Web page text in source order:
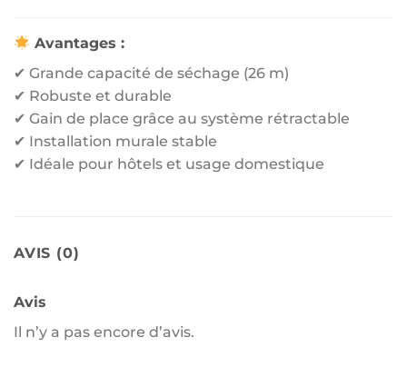
Avantages :
✔ Grande capacité de séchage (26 m)
✔ Robuste et durable
✔ Gain de place grâce au système rétractable
✔ Installation murale stable
✔ Idéale pour hôtels et usage domestique
AVIS (0)
Avis
Il n’y a pas encore d’avis.